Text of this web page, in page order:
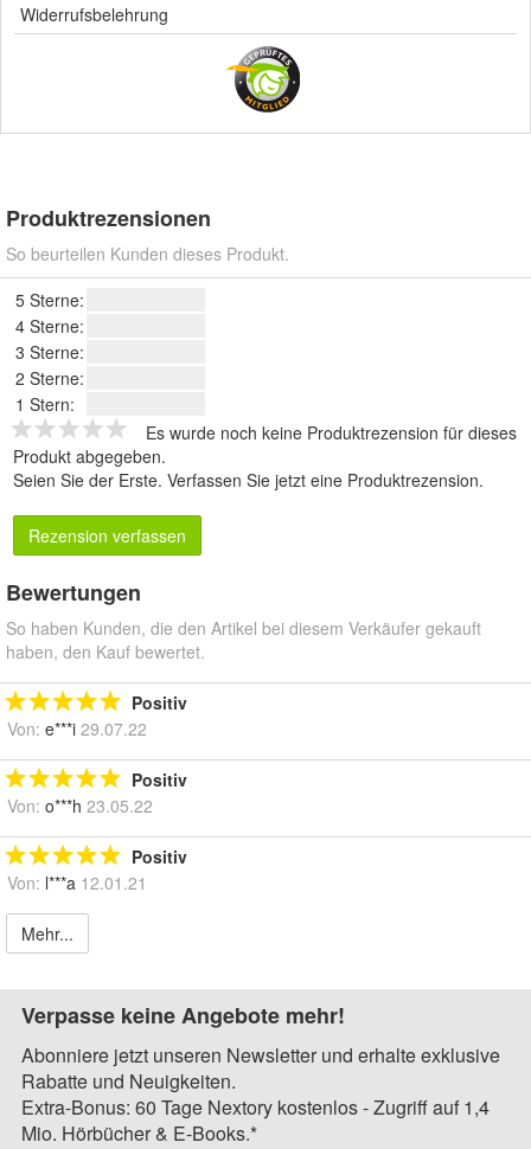
Widerrufsbelehrung
Produktrezensionen
So beurteilen Kunden dieses Produkt.
5 Sterne:
4 Sterne:
3 Sterne:
2 Sterne:
1 Stern:
Es wurde noch keine Produktrezension für dieses
Produkt abgegeben.
Seien Sie der Erste. Verfassen Sie jetzt eine Produktrezension.
Rezension verfassen
Bewertungen
So haben Kunden, die den Artikel bei diesem Verkäufer gekauft
haben, den Kauf bewertet.
Positiv
Von: e***i 29.07.22
Positiv
Von: o***h 23.05.22
Positiv
Von: l***a 12.01.21
Mehr...
Verpasse keine Angebote mehr!
Abonniere jetzt unseren Newsletter und erhalte exklusive
Rabatte und Neuigkeiten.
Extra-Bonus: 60 Tage Nextory kostenlos - Zugriff auf 1,4
Mio. Hörbücher & E-Books.*